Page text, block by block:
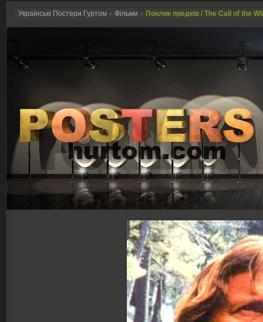
Українські Постери Гуртом » Фільми » Поклик предків / The Call of the